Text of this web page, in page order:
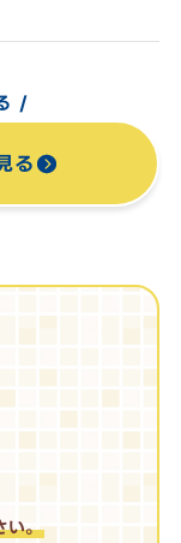
る
い。